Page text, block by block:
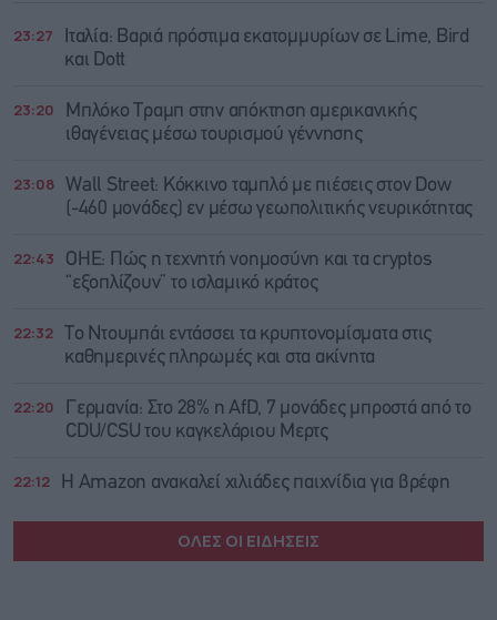
23:27
Ιταλία: Βαριά πρόστιμα εκατομμυρίων σε Lime, Bird
και Dott
23:20
Μπλόκο Τραμπ στην απόκτηση αμερικανικής
ιθαγένειας μέσω τουρισμού γέννησης
23:08
Wall Street: Κόκκινο ταμπλό με πιέσεις στον Dow
(-460 μονάδες) εν μέσω γεωπολιτικής νευρικότητας
22:43
ΟΗΕ: Πώς η τεχνητή νοημοσύνη και τα cryptos
“εξοπλίζουν” το ισλαμικό κράτος
22:32
Το Ντουμπάι εντάσσει τα κρυπτονομίσματα στις
καθημερινές πληρωμές και στα ακίνητα
22:20
Γερμανία: Στο 28% η AfD, 7 μονάδες μπροστά από το
CDU/CSU του καγκελάριου Μερτς
22:12 Η Amazon ανακαλεί χιλιάδες παιχνίδια για βρέφη
ΟΛΕΣ ΟΙ ΕΙΔΗΣΕΙΣ